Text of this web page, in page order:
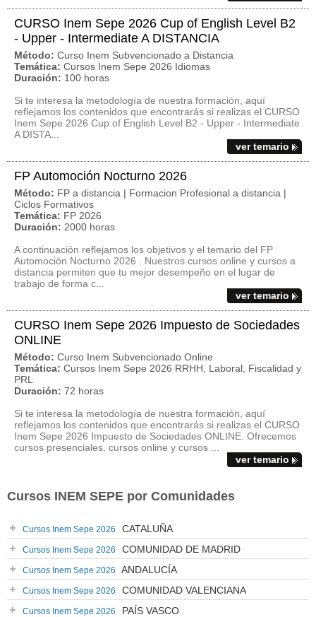
CURSO Inem Sepe 2026 Cup of English Level B2
- Upper - Intermediate A DISTANCIA
Método: Curso Inem Subvencionado a Distancia
Temática: Cursos Inem Sepe 2026 Idiomas
Duración: 100 horas
Si te interesa la metodología de nuestra formación, aquí
reflejamos los contenidos que encontrarás si realizas el CURSO
Inem Sepe 2026 Cup of English Level B2 - Upper - Intermediate
A DISTA...
ver temario
FP Automoción Nocturno 2026
Método: FP a distancia | Formacion Profesional a distancia |
Ciclos Formativos
Temática: FP 2026
Duración: 2000 horas
A continuación reflejamos los objetivos y el temario del FP
Automoción Nocturno 2026 . Nuestros cursos online y cursos a
distancia permiten que tu mejor desempeño en el lugar de
trabajo de forma c...
ver temario
CURSO Inem Sepe 2026 Impuesto de Sociedades
ONLINE
Método: Curso Inem Subvencionado Online
Temática: Cursos Inem Sepe 2026 RRHH, Laboral, Fiscalidad y
PRL
Duración: 72 horas
Si te interesa la metodología de nuestra formación, aquí
reflejamos los contenidos que encontrarás si realizas el CURSO
Inem Sepe 2026 Impuesto de Sociedades ONLINE. Ofrecemos
cursos presenciales, cursos online y cursos ...
ver temario
Cursos INEM SEPE por Comunidades
Cursos Inem Sepe 2026 CATALUÑA
Cursos Inem Sepe 2026 COMUNIDAD DE MADRID
Cursos Inem Sepe 2026 ANDALUCÍA
Cursos Inem Sepe 2026 COMUNIDAD VALENCIANA
Cursos Inem Sepe 2026 PAÍS VASCO